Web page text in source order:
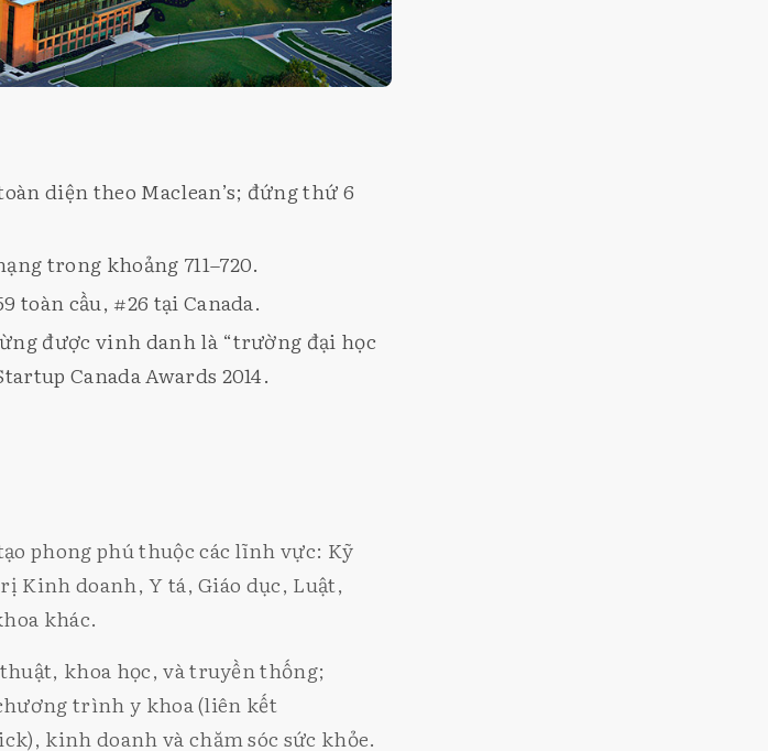
diện theo Maclean’s; đứng thứ 6
trong khoảng 711–720.
toàn cầu, #26 tại Canada.
được vinh danh là “trường đại học
Canada Awards 2014.
phong phú thuộc các lĩnh vực: Kỹ
Kinh doanh, Y tá, Giáo dục, Luật,
khác.
khoa học, và truyền thống;
trình y khoa (liên kết
kinh doanh và chăm sóc sức khỏe.